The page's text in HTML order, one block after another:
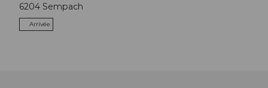
6204 Sempach
Arrivée